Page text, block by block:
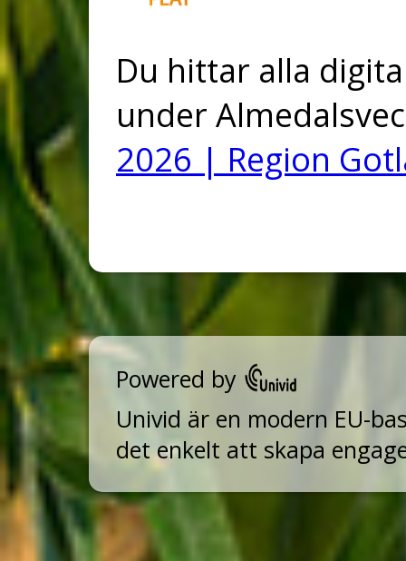
Du hittar alla
under
2026 | Region
Powered by
Univid är en modern EU-
det enkelt att skapa